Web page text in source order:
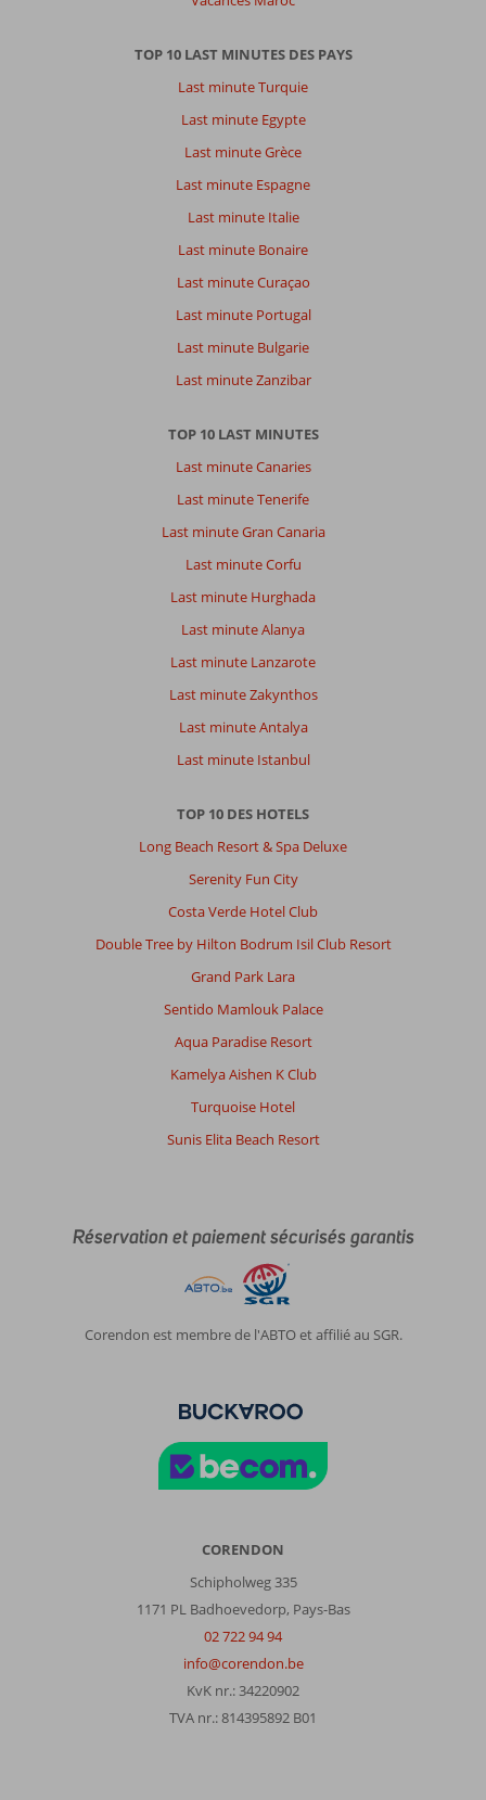
TOP 10 LAST MINUTES DES PAYS
Last minute Turquie
Last minute Egypte
Last minute Grèce
Last minute Espagne
Last minute Italie
Last minute Bonaire
Last minute Curaçao
Last minute Portugal
Last minute Bulgarie
Last minute Zanzibar
TOP 10 LAST MINUTES
Last minute Canaries
Last minute Tenerife
Last minute Gran Canaria
Last minute Corfu
Last minute Hurghada
Last minute Alanya
Last minute Lanzarote
Last minute Zakynthos
Last minute Antalya
Last minute Istanbul
TOP 10 DES HOTELS
Long Beach Resort & Spa Deluxe
Serenity Fun City
Costa Verde Hotel Club
Double Tree by Hilton Bodrum Isil Club Resort
Grand Park Lara
Sentido Mamlouk Palace
Aqua Paradise Resort
Kamelya Aishen K Club
Turquoise Hotel
Sunis Elita Beach Resort
Réservation et paiement sécurisés garantis
Corendon est membre de l'ABTO et affilié au SGR.
CORENDON
Schipholweg 335
1171 PL Badhoevedorp, Pays-Bas
02 722 94 94
info@corendon.be
KvK nr.: 34220902
TVA nr.: 814395892 B01